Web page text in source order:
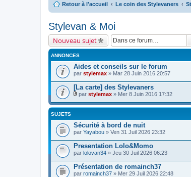
Retour à l'accueil Le coin des Stylevaners
Stylevan & Moi
Nouveau sujet
ANNONCES
Aides et conseils sur le forum
par stylemax » Mar 28 Juin 2016 20:57
[La carte] des Stylevaners
F
i
i
e
r
(
s
)
j
o
i
par stylemax » Mer 8 Juin 2016 17:32
SUJETS
Sécurité à bord de nuit
par Yayabou » Ven 31 Juil 2026 23:32
Presentation Lolo&Momo
par lolovan34 » Jeu 30 Juil 2026 06:23
Présentation de romainch37
par romainch37 » Mer 29 Juil 2026 22:48